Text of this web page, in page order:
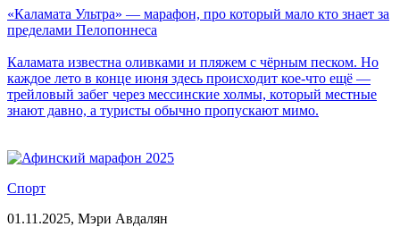
«Каламата Ультра» — марафон, про который мало кто знает за
пределами Пелопоннеса
Каламата известна оливками и пляжем с чёрным песком. Но
каждое лето в конце июня здесь происходит кое-что ещё —
трейловый забег через мессинские холмы, который местные
знают давно, а туристы обычно пропускают мимо.
Спорт
01.11.2025, Мэри Авдалян